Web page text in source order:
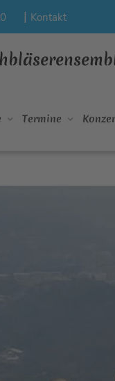
| Kontakt
Termine